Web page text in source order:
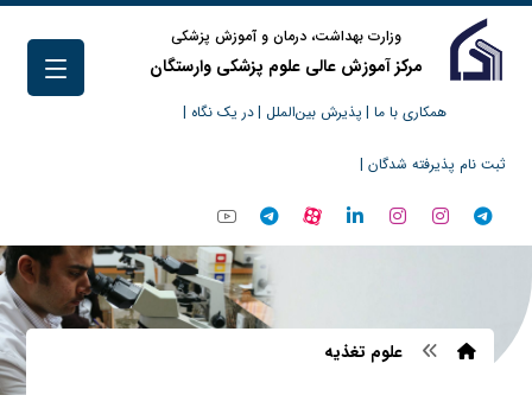
وزارت بهداشت، درمان و آموزش پزشکی
مرکز آموزش عالی علوم پزشکی وارستگان
همکاری با ما | پذیرش بین‌الملل |در یک نگاه |
ثبت نام پذیرفته شدگان |
علوم تغذیه